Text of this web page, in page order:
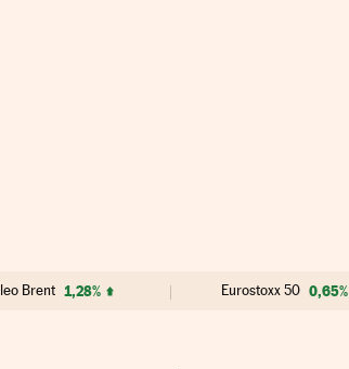
Brent 1,28% Eurostoxx 50 0,65%